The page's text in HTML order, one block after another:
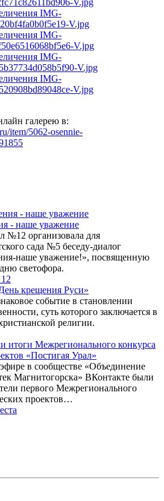
галерею в:
item/5062-osennie-
- наше уважение
№12 организовала для
сада №5 беседу-диалог
наше уважение!», посвященную
светофора.
крещения Руси»
событие в становлении
суть которого заключается в
религии.
итоги Межрегионального конкурса
«Постигая Урал»
в сообществе «Объединение
Магнитогорска» ВКонтакте были
первого Межрегионального
проектов…